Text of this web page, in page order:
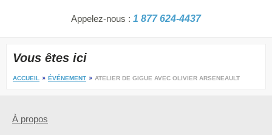
Appelez-nous : 1 877 624-4437
Vous êtes ici
ACCUEIL ÉVÉNEMENT ATELIER DE GIGUE AVEC OLIVIER ARSENEAULT
À propos